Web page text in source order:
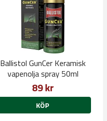
Ballistol GunCer Keramisk
vapenolja spray 50ml
89 kr
KÖP